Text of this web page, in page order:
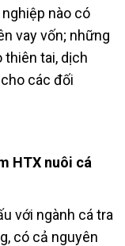
nào có
vay vốn; những
thiên tai, dịch
các đối
HTX nuôi cá
với ngành cá tra
có cả nguyên